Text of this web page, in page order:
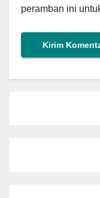
peramban ini